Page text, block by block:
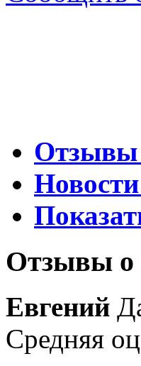
Отзывы
Отзывы о
Евгений
Средняя